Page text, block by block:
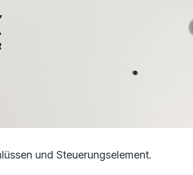
und Steuerungselement.